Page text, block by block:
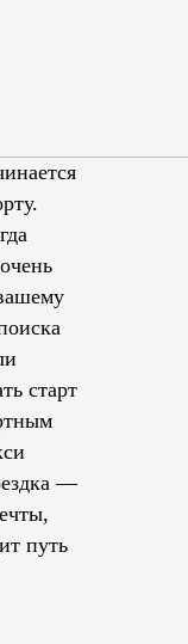
старт
—
путь